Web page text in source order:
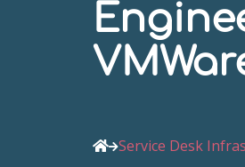
Service Desk